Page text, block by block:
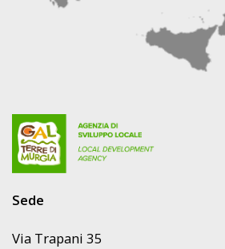
Sede
Via Trapani 35